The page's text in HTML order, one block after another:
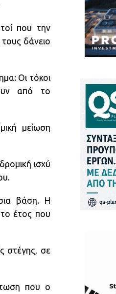
που την
δάνειο
Οι τόκοι
από το
μείωση
ισχύ
βάση. Η
έτος που
στέγης, σε
που ο